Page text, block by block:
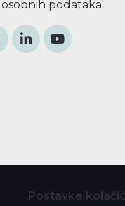
podataka
za razvoj Međimurske
Postavke